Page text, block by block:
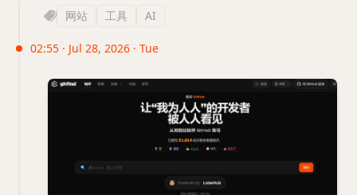
网站 工具 AI
02:55 · Jul 28, 2026 · Tue